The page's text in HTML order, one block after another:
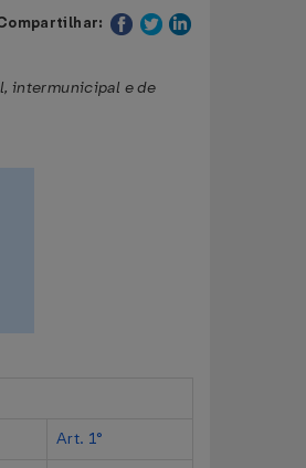
intermunicipal e de
Art. 1°